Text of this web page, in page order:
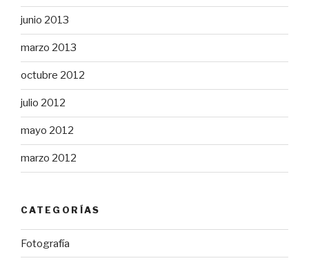
junio 2013
marzo 2013
octubre 2012
julio 2012
mayo 2012
marzo 2012
CATEGORÍAS
Fotografía